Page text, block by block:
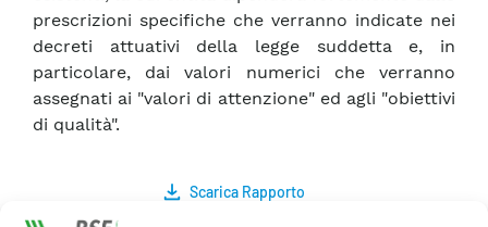
prescrizioni specifiche che verranno indicate nei
decreti attuativi della legge suddetta e, in
particolare, dai valori numerici che verranno
assegnati ai "valori di attenzione" ed agli "obiettivi
di qualità".
Scarica Rapporto